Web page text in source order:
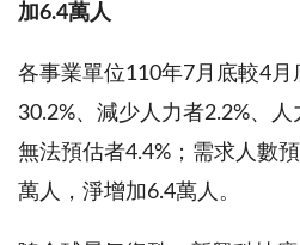
加6.4萬人
各事業單位110年7月底較4月
30.2%、減少人力者2.2%、人
無法預估者4.4% ；需求人數
萬人，淨增加 6.4萬人。